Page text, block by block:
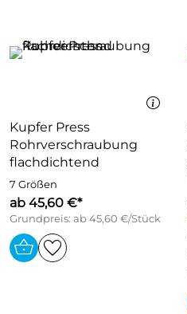
Kupfer Press
Rohrverschraubung
flachdichtend
7 Größen
ab 45,60 €*
Grundpreis: ab 45,60 €/Stück